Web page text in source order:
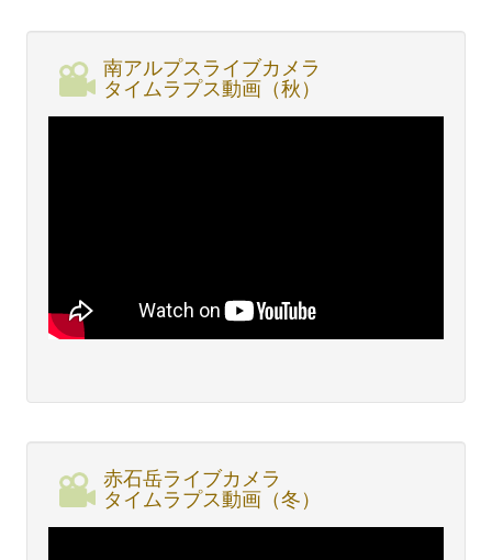
南アルプスライブカメラ
タイムラプス動画（秋）
赤石岳ライブカメラ
タイムラプス動画（冬）